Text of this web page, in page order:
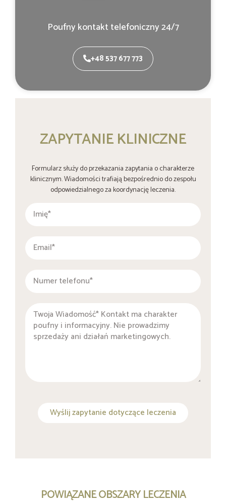
Poufny kontakt telefoniczny 24/7
+48 537 677 773
ZAPYTANIE KLINICZNE
Formularz służy do przekazania zapytania o charakterze
klinicznym. Wiadomości trafiają bezpośrednio do zespołu
odpowiedzialnego za koordynację leczenia.
Wyślij zapytanie dotyczące leczenia
POWIĄZANE OBSZARY LECZENIA